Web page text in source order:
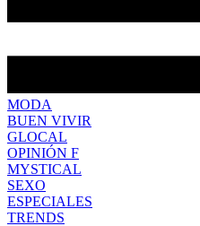
MODA
BUEN VIVIR
GLOCAL
OPINIÓN F
MYSTICAL
SEXO
ESPECIALES
TRENDS